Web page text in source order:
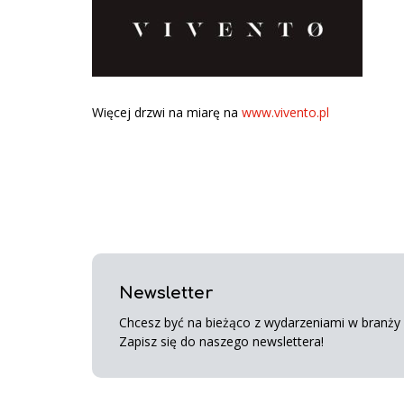
Więcej drzwi na miarę na www.vivento.pl
Newsletter
Chcesz być na bieżąco z wydarzeniami w
Zapisz się do naszego newslettera!